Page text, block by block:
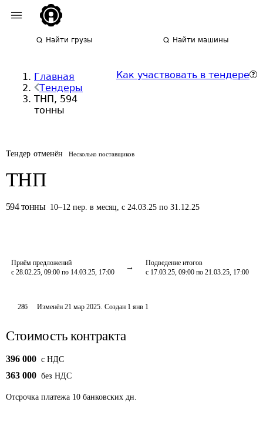
Найти грузы Найти машины
Главная
Тендеры
ТНП, 594
тонны
Как участвовать в тендере
Тендер отменён Несколько поставщиков
ТНП
594 тонны 10–12 пер. в месяц,с 24.03.25 по 31.12.25
Приём предложений
с 28.02.25, 09:00 по 14.03.25, 17:00
Подведение итогов
с 17.03.25, 09:00 по 21.03.25, 17:00
286 Изменён21 мар 2025. Создан 1 янв 1
Стоимость контракта
396 000 c НДС
363 000 без НДС
Отсрочка платежа 10 банковских дн.